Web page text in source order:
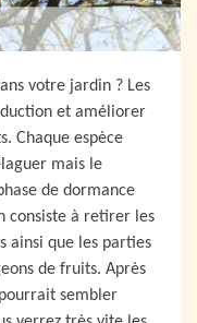
votre jardin ? Les
et améliorer
Chaque espèce
mais le
de dormance
consiste à retirer les
ainsi que les parties
de fruits. Après
sembler